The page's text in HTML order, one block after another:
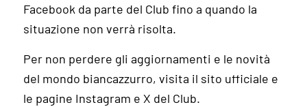
Facebook da parte del Club fino a quando la
situazione non verrà risolta.
Per non perdere gli aggiornamenti e le novità
del mondo biancazzurro, visita il sito ufficiale e
le pagine Instagram e X del Club.